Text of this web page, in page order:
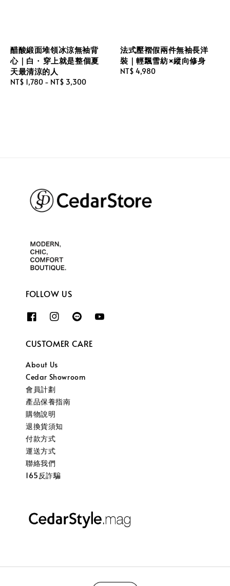
醋酸緞面堆領冰涼無袖背
心｜白 · 穿上就是整個夏
天最清涼的人
Regular
NT$ 1,780 - NT$ 3,300
法式壓褶假兩件無袖長洋
裝｜輕飄雪紡×縱向修身
Regular
NT$ 4,980
FOLLOW US
CUSTOMER CARE
About Us
Cedar Showroom
會員計劃
產品保養指南
購物說明
退換貨須知
付款方式
運送方式
聯絡我們
165反詐騙